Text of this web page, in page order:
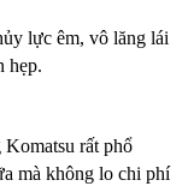
lực êm, vô lăng lái
hẹp.
rất phổ
mà không lo chi phí